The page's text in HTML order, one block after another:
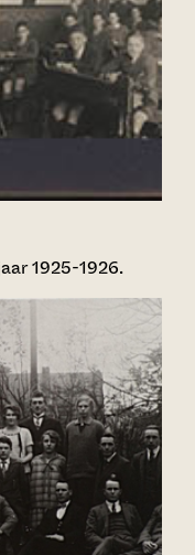
1925-1926.